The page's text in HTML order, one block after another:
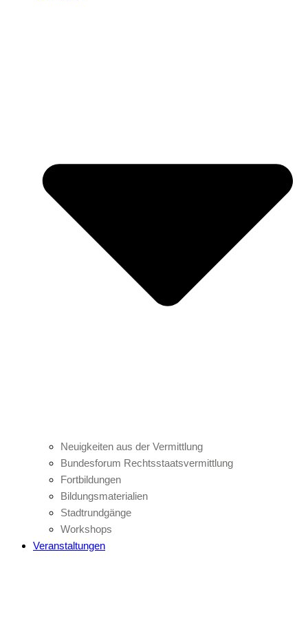
Neuigkeiten aus der Vermittlung
Bundesforum Rechtsstaatsvermittlung
Fortbildungen
Bildungsmaterialien
Stadtrundgänge
Workshops
Veranstaltungen